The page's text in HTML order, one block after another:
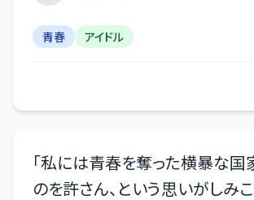
青春 アイドル
「私には青春を奪った横暴な国
のを許さん、という思いがしみ